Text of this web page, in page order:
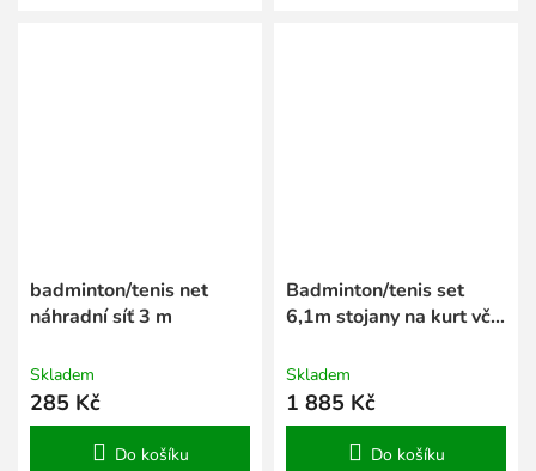
badminton/tenis net
náhradní síť 3 m
Skladem
285 Kč
Do košíku
Badminton/tenis set
6,1m stojany na kurt vč.
Skladem
1 885 Kč
Do košíku